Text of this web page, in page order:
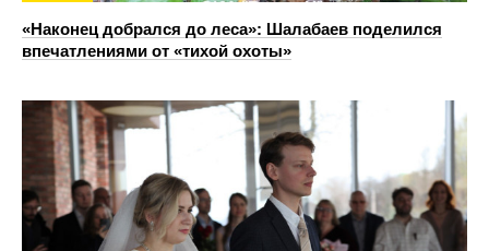
«Наконец добрался до леса»: Шалабаев поделился
впечатлениями от «тихой охоты»